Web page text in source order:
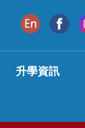
升學資訊